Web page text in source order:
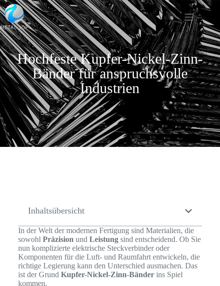
Hochfeste Kupfer-Nickel-Zinn-
Bänder für anspruchsvolle
Industrien
Inhaltsübersicht
In der Welt der modernen Fertigung sind Materialien, die
sowohl Präzision und Leistungsind entscheidend. Ob Sie
nun komplizierte elektrische Steckverbinder oder
Komponenten für die Luft- und Raumfahrt entwickeln, die
richtige Legierung kann den Unterschied ausmachen. Das
ist der Grund Kupfer-Nickel-Zinn-Bänderins Spiel
kommen.